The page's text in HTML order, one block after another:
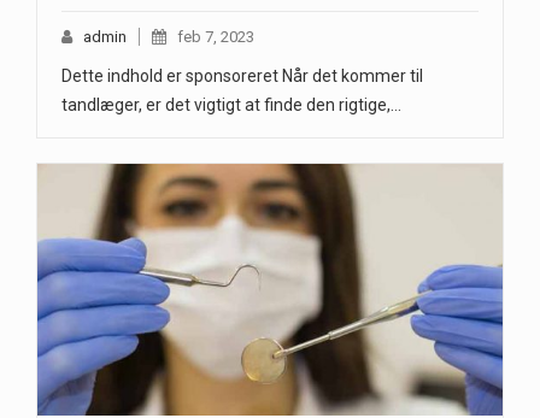
admin feb 7, 2023
Dette indhold er sponsoreret Når det kommer til
tandlæger, er det vigtigt at finde den rigtige,…